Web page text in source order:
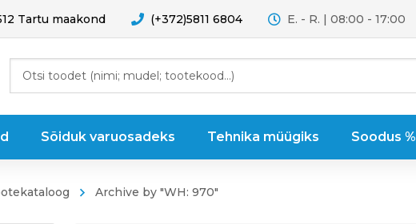
Tartu maakond (+372)5811 6804 E. - R. | 08:00 - 17:00
Sõiduk varuosadeks Tehnika müügiks Soodus %
Archive by "WH: 970"